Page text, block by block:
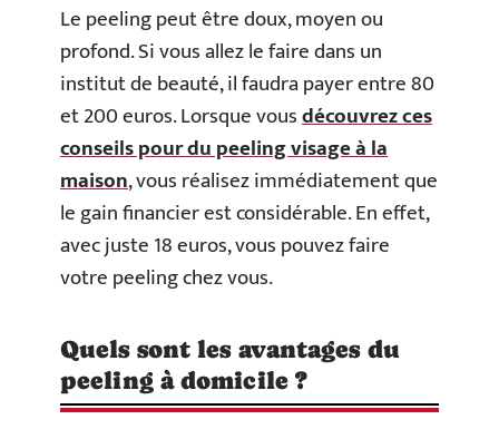
Le peeling peut être doux, moyen ou
profond. Si vous allez le faire dans un
institut de beauté, il faudra payer entre 80
et 200 euros. Lorsque vousdécouvrez ces
conseils pour du peeling visage à la
maison, vous réalisez immédiatement que
le gain financier est considérable. En effet,
avec juste 18 euros, vous pouvez faire
votre peeling chez vous.
Quels sont les avantages du
peeling à domicile ?